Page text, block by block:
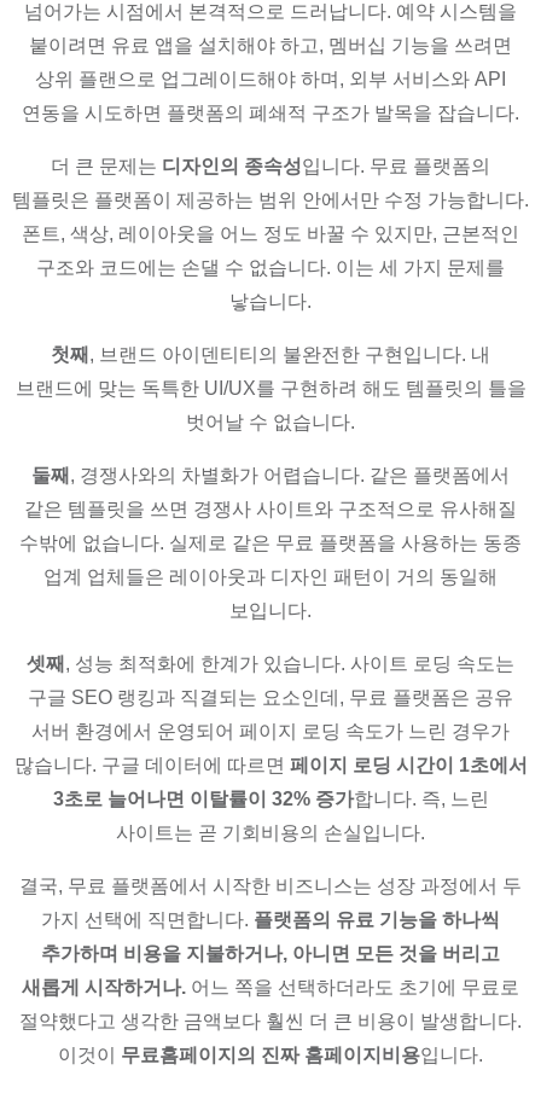
넘어가는 시점에서 본격적으로 드러납니다. 예약 시스템을
붙이려면 유료 앱을 설치해야 하고, 멤버십 기능을 쓰려면
상위 플랜으로 업그레이드해야 하며, 외부 서비스와 API
연동을 시도하면 플랫폼의 폐쇄적 구조가 발목을 잡습니다.
더 큰 문제는 디자인의 종속성입니다. 무료 플랫폼의
템플릿은 플랫폼이 제공하는 범위 안에서만 수정 가능합니다.
폰트, 색상, 레이아웃을 어느 정도 바꿀 수 있지만, 근본적인
구조와 코드에는 손댈 수 없습니다. 이는 세 가지 문제를
낳습니다.
첫째 , 브랜드 아이덴티티의 불완전한 구현입니다. 내
브랜드에 맞는 독특한 UI/UX를 구현하려 해도 템플릿의 틀을
벗어날 수 없습니다.
둘째 , 경쟁사와의 차별화가 어렵습니다. 같은 플랫폼에서
같은 템플릿을 쓰면 경쟁사 사이트와 구조적으로 유사해질
수밖에 없습니다. 실제로 같은 무료 플랫폼을 사용하는 동종
업계 업체들은 레이아웃과 디자인 패턴이 거의 동일해
보입니다.
셋째 , 성능 최적화에 한계가 있습니다. 사이트 로딩 속도는
구글 SEO 랭킹과 직결되는 요소인데, 무료 플랫폼은 공유
서버 환경에서 운영되어 페이지 로딩 속도가 느린 경우가
많습니다. 구글 데이터에 따르면 페이지 로딩 시간이 1초에서
3초로 늘어나면 이탈률이 32% 증가합니다. 즉, 느린
사이트는 곧 기회비용의 손실입니다.
결국, 무료 플랫폼에서 시작한 비즈니스는 성장 과정에서 두
가지 선택에 직면합니다. 플랫폼의 유료 기능을 하나씩
추가하며 비용을 지불하거나, 아니면 모든 것을 버리고
새롭게 시작하거나. 어느 쪽을 선택하더라도 초기에 무료로
절약했다고 생각한 금액보다 훨씬 더 큰 비용이 발생합니다.
이것이 무료홈페이지의 진짜 홈페이지비용입니다.